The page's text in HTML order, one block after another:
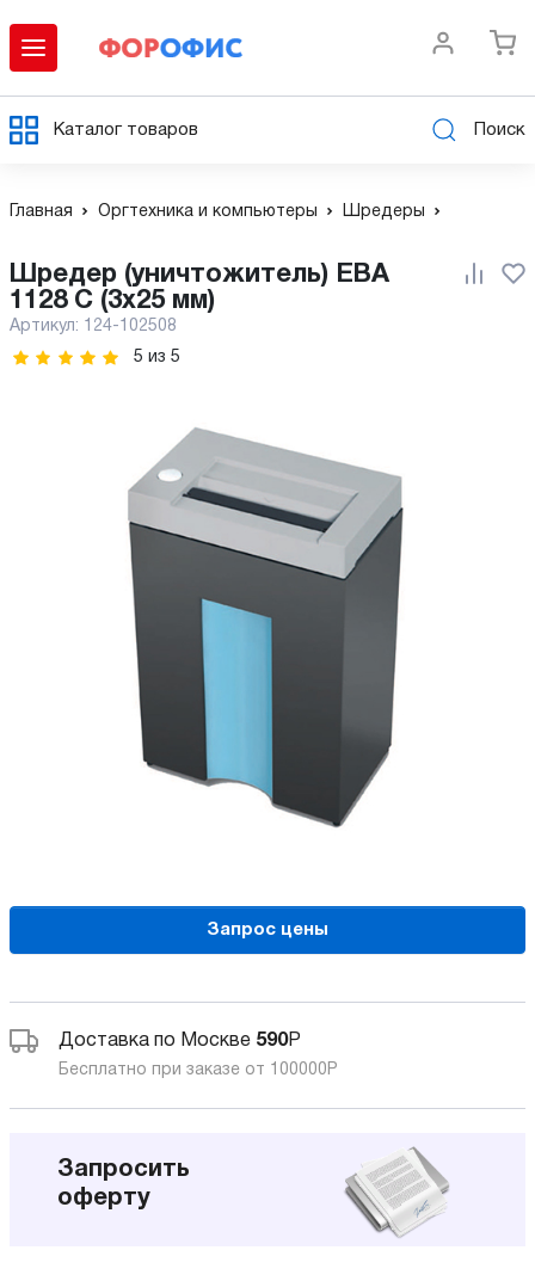
Каталог товаров Поиск
Главная Оргтехника и компьютеры Шредеры
Шредер (уничтожитель) EBA
1128 C (3x25 мм)
Артикул: 124-102508
5 из 5
Запрос цены
Доставка по Москве 590Р
Бесплатно при заказе от 100000 Р
Запросить
оферту